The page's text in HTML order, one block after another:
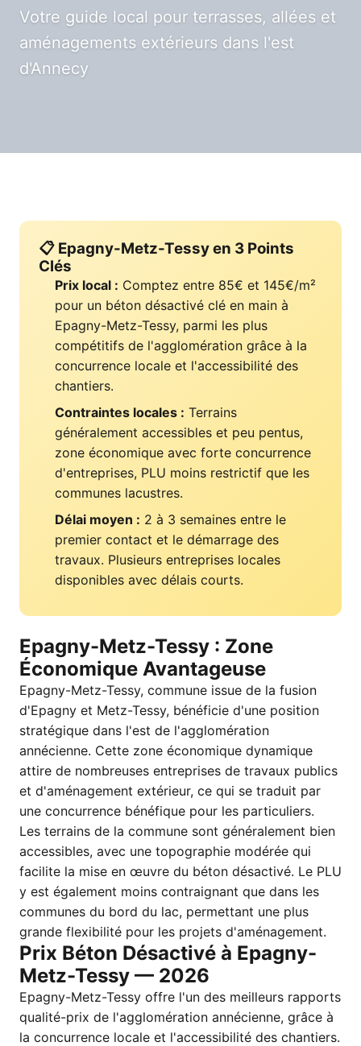
Votre guide local pour terrasses, allées et
aménagements extérieurs dans l'est
d'Annecy
📋 Epagny-Metz-Tessy en 3 Points
Clés
Prix local : Comptez entre 85€ et 145€/m²
pour un béton désactivé clé en main à
Epagny-Metz-Tessy, parmi les plus
compétitifs de l'agglomération grâce à la
concurrence locale et l'accessibilité des
chantiers.
Contraintes locales : Terrains
généralement accessibles et peu pentus,
zone économique avec forte concurrence
d'entreprises, PLU moins restrictif que les
communes lacustres.
Délai moyen : 2 à 3 semaines entre le
premier contact et le démarrage des
travaux. Plusieurs entreprises locales
disponibles avec délais courts.
Epagny-Metz-Tessy : Zone
Économique Avantageuse
Epagny-Metz-Tessy, commune issue de la fusion
d'Epagny et Metz-Tessy, bénéficie d'une position
stratégique dans l'est de l'agglomération
annécienne. Cette zone économique dynamique
attire de nombreuses entreprises de travaux publics
et d'aménagement extérieur, ce qui se traduit par
une concurrence bénéfique pour les particuliers.
Les terrains de la commune sont généralement bien
accessibles, avec une topographie modérée qui
facilite la mise en œuvre du béton désactivé. Le PLU
y est également moins contraignant que dans les
communes du bord du lac, permettant une plus
grande flexibilité pour les projets d'aménagement.
Prix Béton Désactivé à Epagny-
Metz-Tessy — 2026
Epagny-Metz-Tessy offre l'un des meilleurs rapports
qualité-prix de l'agglomération annécienne, grâce à
la concurrence locale et l'accessibilité des chantiers.